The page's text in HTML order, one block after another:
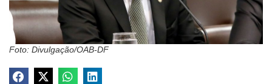
Foto: Divulgação/OAB-DF